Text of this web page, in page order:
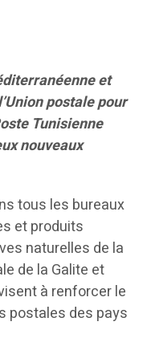
et
postale pour
Tunisienne
nouveaux
tous les bureaux
et produits
naturelles de la
de la Galite et
à renforcer le
postales des pays